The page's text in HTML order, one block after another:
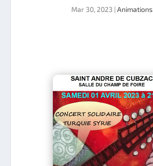
Mar 30, 2023 | Animations